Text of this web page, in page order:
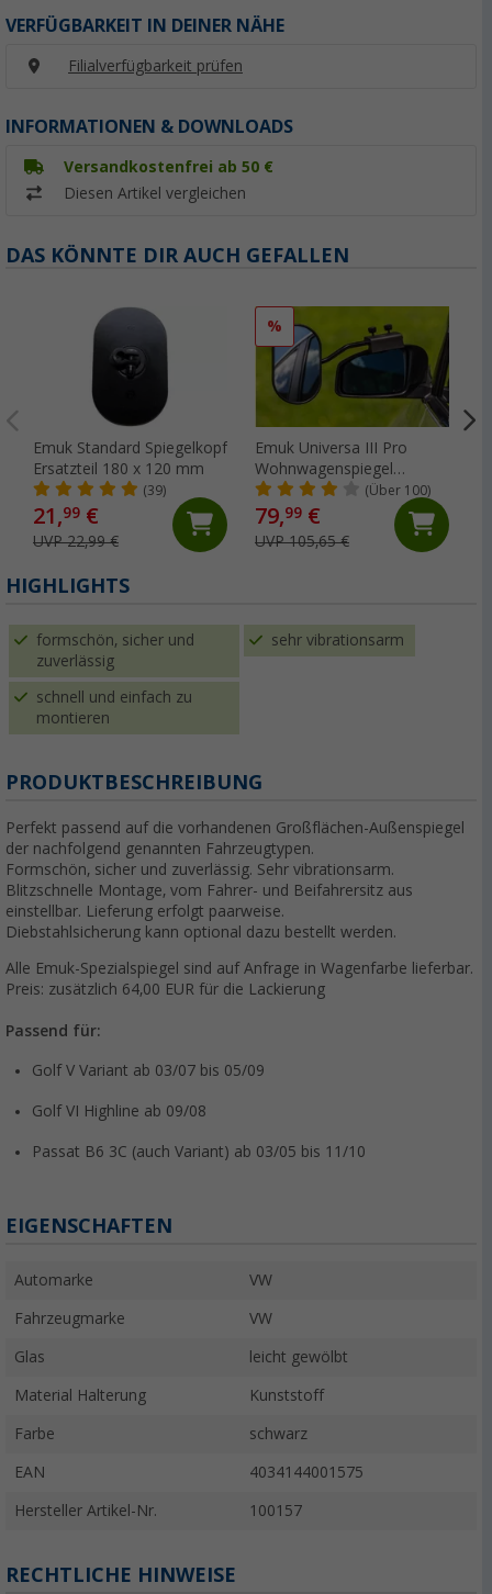
VERFÜGBARKEIT IN DEINER NÄHE
Filialverfügbarkeit prüfen
INFORMATIONEN & DOWNLOADS
Versandkostenfrei ab 50 €
Diesen Artikel vergleichen
DAS KÖNNTE DIR AUCH GEFALLEN
Emuk Standard Spiegelkopf
Ersatzteil 180 x 120 mm
(39)
21,99 €
UVP 22,99 €
%
Emuk Universa III Pro
Wohnwagenspiegel
universal schwarz im Paar
(Über 100)
79,99 €
UVP 105,65 €
HIGHLIGHTS
formschön, sicher und
zuverlässig
sehr vibrationsarm
schnell und einfach zu
montieren
PRODUKTBESCHREIBUNG
Perfekt passend auf die vorhandenen Großflächen-Außenspiegel
der nachfolgend genannten Fahrzeugtypen.
Formschön, sicher und zuverlässig. Sehr vibrationsarm.
Blitzschnelle Montage, vom Fahrer- und Beifahrersitz aus
einstellbar. Lieferung erfolgt paarweise.
Diebstahlsicherung kann optional dazu bestellt werden.
Alle Emuk-Spezialspiegel sind auf Anfrage in Wagenfarbe lieferbar.
Preis: zusätzlich 64,00 EUR für die Lackierung
Passend für:
Golf V Variant ab 03/07 bis 05/09
Golf VI Highline ab 09/08
Passat B6 3C (auch Variant) ab 03/05 bis 11/10
EIGENSCHAFTEN
Automarke VW
Fahrzeugmarke VW
Glas leicht gewölbt
Material Halterung Kunststoff
Farbe schwarz
EAN 4034144001575
Hersteller Artikel-Nr. 100157
RECHTLICHE HINWEISE